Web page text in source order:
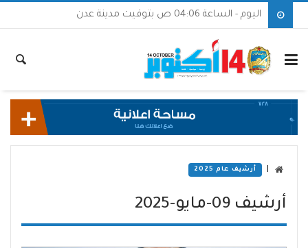
اليوم - الساعة 04:06 ص بتوقيت مدينة عدن
أرشيف عام 2025
أرشيف 09-مايو-2025